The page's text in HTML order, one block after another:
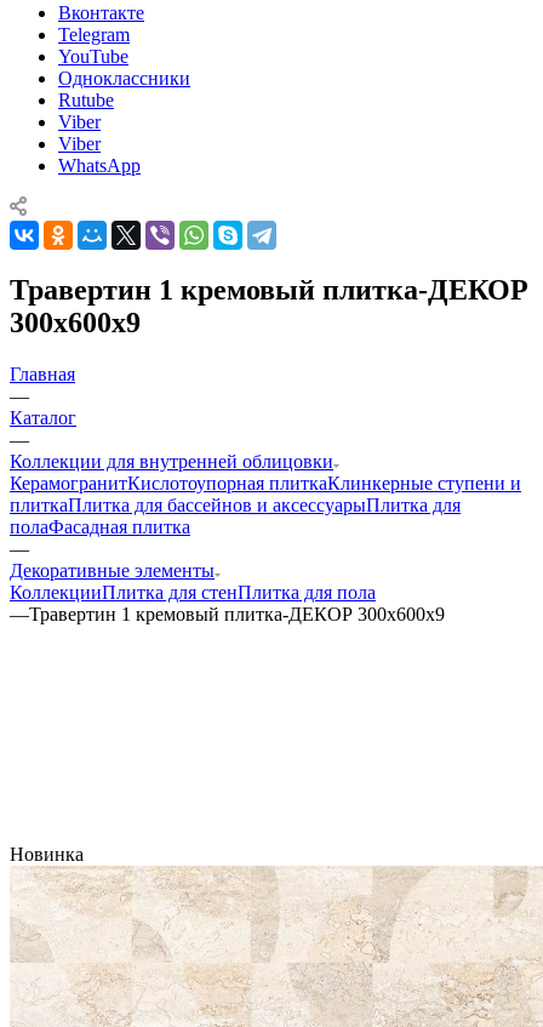
Вконтакте
Telegram
YouTube
Одноклассники
Rutube
Viber
Viber
WhatsApp
Травертин 1 кремовый плитка-ДЕКОР
300x600x9
Главная
—
Каталог
—
Коллекции для внутренней облицовки
КерамогранитКислотоупорная плиткаКлинкерные ступени и
плиткаПлитка для бассейнов и аксессуарыПлитка для
полаФасадная плитка
—
Декоративные элементы
КоллекцииПлитка для стенПлитка для пола
—Травертин 1 кремовый плитка-ДЕКОР 300x600x9
Новинка